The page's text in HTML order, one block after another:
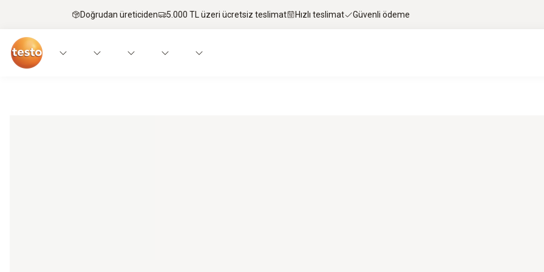
Doğrudan üreticiden 5.000 TL üzeri ücretsiz teslimat Hızlı teslimat Güvenli ödeme